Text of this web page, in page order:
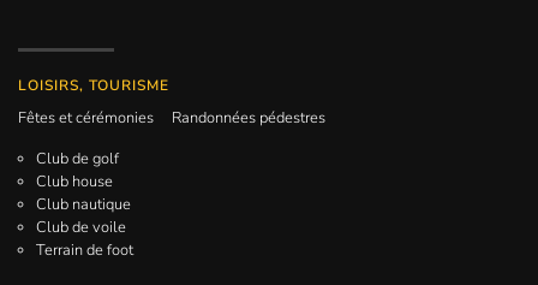
LOISIRS, TOURISME
Fêtes et cérémonies
Randonnées pédestres
Club de golf
Club house
Club nautique
Club de voile
Terrain de foot